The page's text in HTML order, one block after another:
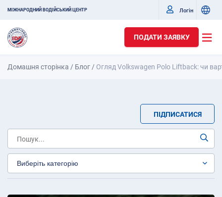
МІЖНАРОДНИЙ ВОДІЙСЬКИЙ ЦЕНТР Логін
ПОДАТИ ЗАЯВКУ
Домашня сторінка / Блог / Огляд Volkswagen Polo Liftback: чи
ПІДПИСАТИСЯ